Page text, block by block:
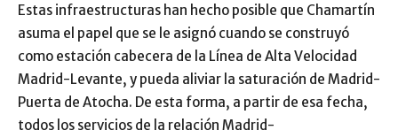
Estas infraestructuras han hecho posible que Chamartín
asuma el papel que se le asignó cuando se construyó
como estación cabecera de la Línea de Alta Velocidad
Madrid-Levante, y pueda aliviar la saturación de Madrid-
Puerta de Atocha. De esta forma, a partir de esa fecha,
todos los servicios de la relación Madrid-